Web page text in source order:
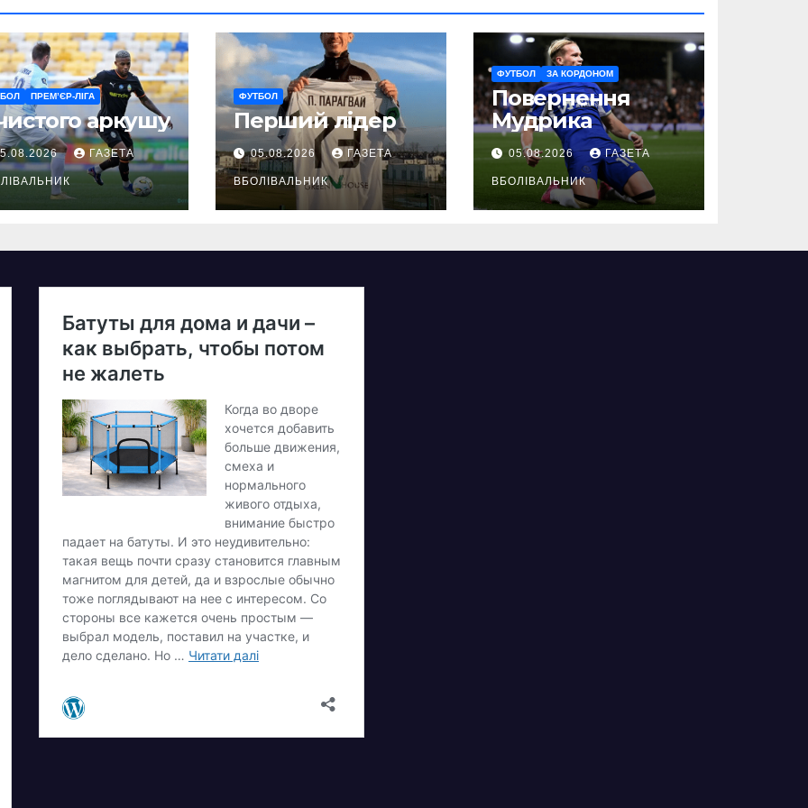
ПРЕМ’ЄР-ЛІГА
аркушу
ГАЗЕТА
ФУТБОЛ
Перший лідер
05.08.2026 ГАЗЕТА
ВБОЛІВАЛЬНИК
ФУТБОЛ ЗА КОРДОНОМ
Повернення
Мудрика
05.08.2026 ГАЗЕТА
ВБОЛІВАЛЬНИК